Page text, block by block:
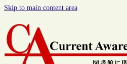
Skip to main content area